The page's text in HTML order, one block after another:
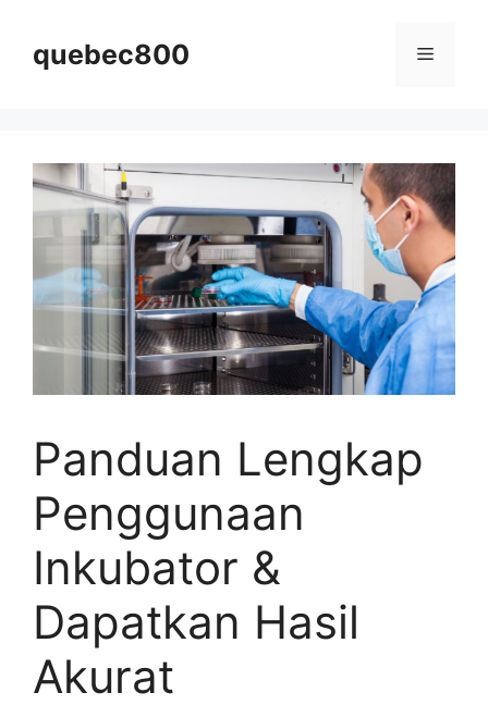
contentquebec800 Menu
Panduan Lengkap
Penggunaan
Inkubator &
Dapatkan Hasil
Akurat